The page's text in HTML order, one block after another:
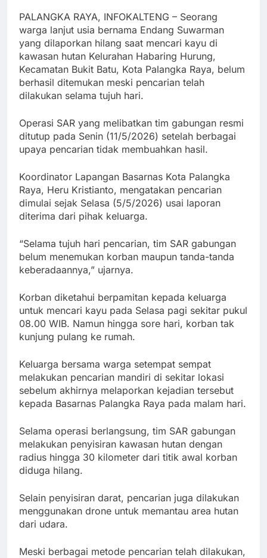
PALANGKA RAYA, INFOKALTENG – Seorang
warga lanjut usia bernama Endang Suwarman
yang dilaporkan hilang saat mencari kayu di
kawasan hutan Kelurahan Habaring Hurung,
Kecamatan Bukit Batu, Kota Palangka Raya, belum
berhasil ditemukan meski pencarian telah
dilakukan selama tujuh hari.
Operasi SAR yang melibatkan tim gabungan resmi
ditutup pada Senin (11/5/2026) setelah berbagai
upaya pencarian tidak membuahkan hasil.
Koordinator Lapangan Basarnas Kota Palangka
Raya, Heru Kristianto, mengatakan pencarian
dimulai sejak Selasa (5/5/2026) usai laporan
diterima dari pihak keluarga.
“Selama tujuh hari pencarian, tim SAR gabungan
belum menemukan korban maupun tanda-tanda
keberadaannya,” ujarnya.
Korban diketahui berpamitan kepada keluarga
untuk mencari kayu pada Selasa pagi sekitar pukul
08.00 WIB. Namun hingga sore hari, korban tak
kunjung pulang ke rumah.
Keluarga bersama warga setempat sempat
melakukan pencarian mandiri di sekitar lokasi
sebelum akhirnya melaporkan kejadian tersebut
kepada Basarnas Palangka Raya pada malam hari.
Selama operasi berlangsung, tim SAR gabungan
melakukan penyisiran kawasan hutan dengan
radius hingga 30 kilometer dari titik awal korban
diduga hilang.
Selain penyisiran darat, pencarian juga dilakukan
menggunakan drone untuk memantau area hutan
dari udara.
Meski berbagai metode pencarian telah dilakukan,